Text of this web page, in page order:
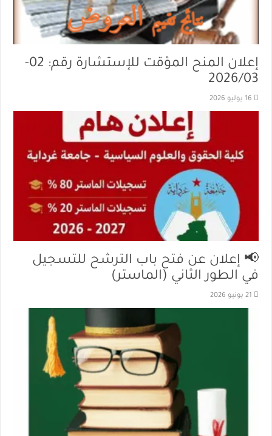
إعلان المنح المؤقت للإستشارة رقم: 02-
2026/03
16 يوليو 2026
📢 إعلان عن فتح باب الترشح للتسجيل
في الطور الثاني (الماستر)
21 يونيو 2026